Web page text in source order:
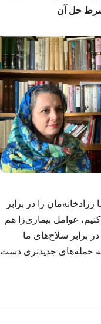
حل آن
را در برابر
عوامل‌ بیماری‌زا هم
برابر سلاح‌های ما
حمله‌های جدیدتری دست